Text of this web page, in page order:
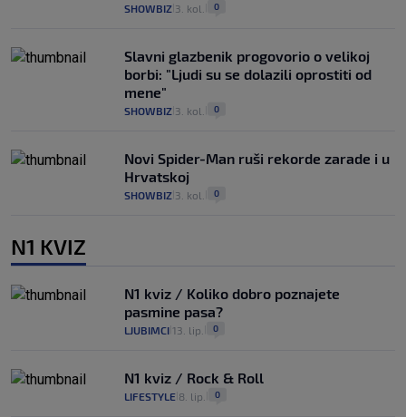
SHOWBIZ 3. kol. 0
Slavni glazbenik progovorio o velikoj
borbi: "Ljudi su se dolazili oprostiti od
mene"
SHOWBIZ 3. kol. 0
Novi Spider-Man ruši rekorde zarade i u
Hrvatskoj
SHOWBIZ 3. kol. 0
N1 KVIZ
N1 kviz / Koliko dobro poznajete
pasmine pasa?
LJUBIMCI 13. lip. 0
N1 kviz / Rock & Roll
LIFESTYLE 8. lip. 0